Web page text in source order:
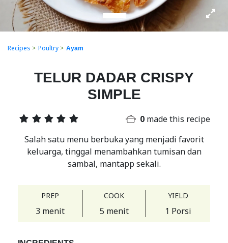
Recipes > Poultry > Ayam
TELUR DADAR CRISPY
SIMPLE
0 made this recipe
Salah satu menu berbuka yang menjadi favorit
keluarga, tinggal menambahkan tumisan dan
sambal, mantapp sekali.
PREP
3 menit
COOK
5 menit
YIELD
1 Porsi